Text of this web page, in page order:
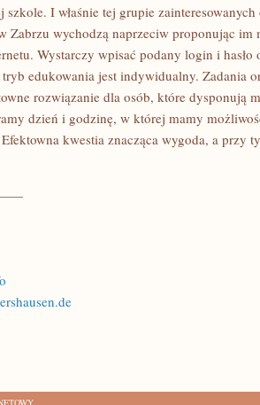
I właśnie tej grupie
Zabrzu wychodzą naprzeciw proponując
Wystarczy wpisać podany login i
edukowania jest indywidualny. Zadania
rozwiązanie dla osób, które dysponują
dzień i godzinę, w której mamy
kwestia znacząca wygoda, a przy